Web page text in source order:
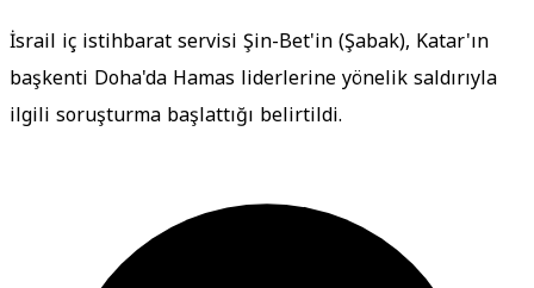
İsrail iç istihbarat servisi Şin-Bet'in (Şabak), Katar'ın
başkenti Doha'da Hamas liderlerine yönelik saldırıyla
ilgili soruşturma başlattığı belirtildi.